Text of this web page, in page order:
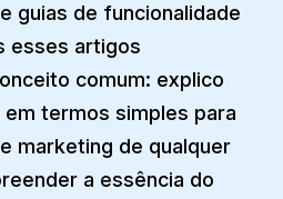
guias de funcionalidade
esses artigos
comum: explico
termos simples para
marketing de qualquer
a essência do